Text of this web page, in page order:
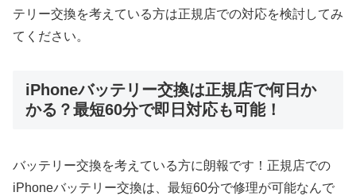
テリー交換を考えている方は正規店での対応を検討してみ
てください。
iPhoneバッテリー交換は正規店で何日か
かる？最短60分で即日対応も可能！
バッテリー交換を考えている方に朗報です！正規店での
iPhoneバッテリー交換は、最短60分で修理が可能なんで